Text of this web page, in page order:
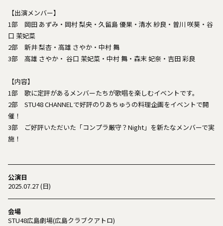
【出演メンバー】
1部 岡田 あずみ・岡村 梨央・久留島 優果・清水 紗良・曽川 咲葵・谷
口 茉妃菜
2部 新井 梨杏・高雄 さやか・中村 舞
3部 高雄 さやか・ 谷口 茉妃菜・中村 舞・森末 妃奈・吉田 彩良
【内容】
1部 歌に定評があるメンバーたちが歌唱を楽しむイベントです。
2部 STU48 CHANNELで好評のりあちゅうの料理企画をイベントで開
催！
3部 ご好評いただいた「コンプラ厳守？Night」を新たなメンバーで実
施！
公演日
2025.07.27 (日)
会場
STU48広島劇場(広島クラブクアトロ)